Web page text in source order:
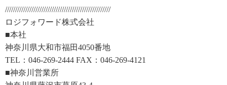
////////////////////////////////////////////////////
ロジフォワード株式会社
■本社
神奈川県大和市福田4050番地
TEL：046-269-2444 FAX：046-269-4121
■神奈川営業所